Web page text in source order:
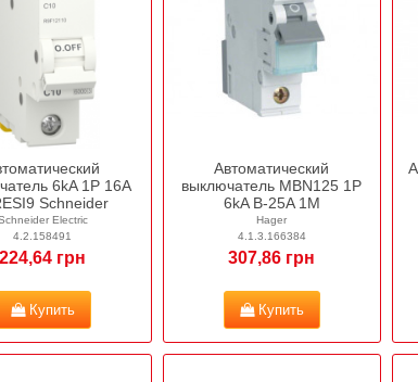
6kA 1P 16A
Schneider
Electric
4.2.158491
224,64 грн
Купить
Автоматический
выключатель MBN125 1P
6kA B-25A 1M
Hager
4.1.3.166384
307,86 грн
Купить